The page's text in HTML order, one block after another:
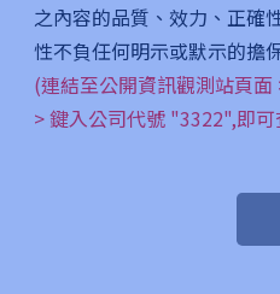
之內容的品質、效力、正確
性不負任何明示或默示的擔
(連結至公開資訊觀測站頁
> 鍵入公司代號 "3322",即